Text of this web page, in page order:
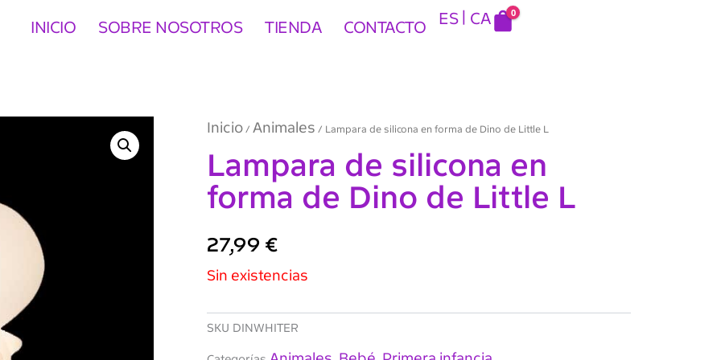
INICIO SOBRE NOSOTROS TIENDA CONTACTO ES CA 0
Inicio/ Animales / Lampara de silicona en forma de Dino de Little L
Lampara de silicona en
forma de Dino de Little L
27,99 €
Sin existencias
SKU DINWHITER